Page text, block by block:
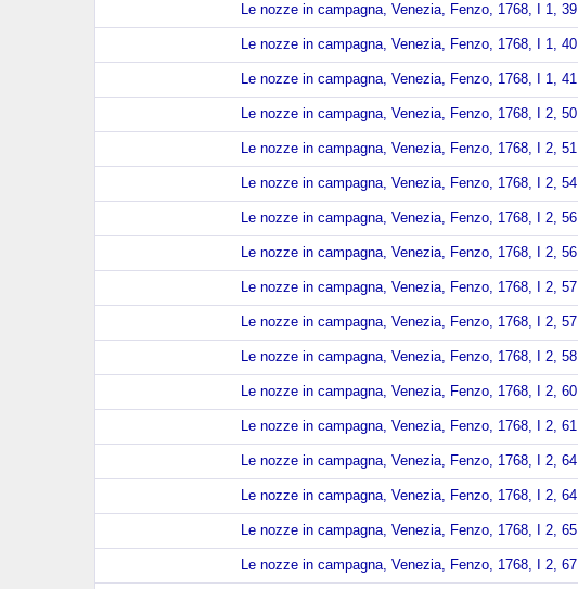
Le nozze in campagna, Venezia, Fenzo, 1768, I 1, 39
Le nozze in campagna, Venezia, Fenzo, 1768, I 1, 40
Le nozze in campagna, Venezia, Fenzo, 1768, I 1, 41
Le nozze in campagna, Venezia, Fenzo, 1768, I 2, 50
Le nozze in campagna, Venezia, Fenzo, 1768, I 2, 51
Le nozze in campagna, Venezia, Fenzo, 1768, I 2, 54
Le nozze in campagna, Venezia, Fenzo, 1768, I 2, 56
Le nozze in campagna, Venezia, Fenzo, 1768, I 2, 56
Le nozze in campagna, Venezia, Fenzo, 1768, I 2, 57
Le nozze in campagna, Venezia, Fenzo, 1768, I 2, 57
Le nozze in campagna, Venezia, Fenzo, 1768, I 2, 58
Le nozze in campagna, Venezia, Fenzo, 1768, I 2, 60
Le nozze in campagna, Venezia, Fenzo, 1768, I 2, 61
Le nozze in campagna, Venezia, Fenzo, 1768, I 2, 64
Le nozze in campagna, Venezia, Fenzo, 1768, I 2, 64
Le nozze in campagna, Venezia, Fenzo, 1768, I 2, 65
Le nozze in campagna, Venezia, Fenzo, 1768, I 2, 67